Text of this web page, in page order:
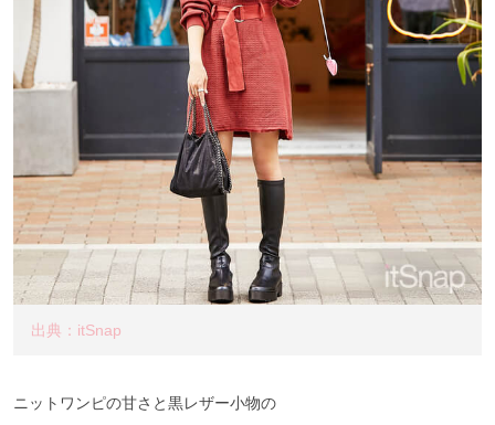
出典：itSnap
ニットワンピの甘さと黒レザー小物の